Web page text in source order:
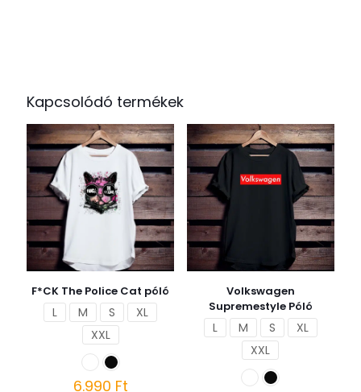
Kapcsolódó termékek
F*CK The Police Cat póló
L M S
XL
XXL
6.990 Ft
Volkswagen
Supremestyle Póló
L M S
XL
XXL